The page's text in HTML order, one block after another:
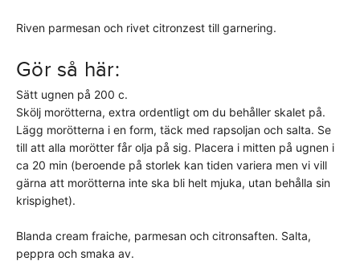
Riven parmesan och rivet citronzest till garnering.
Gör så här:
Sätt ugnen på 200 c.
Skölj morötterna, extra ordentligt om du behåller skalet på.
Lägg morötterna i en form, täck med rapsoljan och salta. Se
till att alla morötter får olja på sig. Placera i mitten på ugnen i
ca 20 min (beroende på storlek kan tiden variera men vi vill
gärna att morötterna inte ska bli helt mjuka, utan behålla sin
krispighet).
Blanda cream fraiche, parmesan och citronsaften. Salta,
peppra och smaka av.